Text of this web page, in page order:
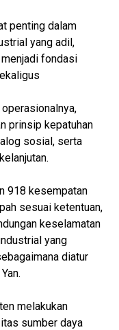
penting dalam
yang adil,
fondasi
prinsip kepatuhan
sosial, serta
918 kesempatan
sesuai ketentuan,
keselamatan
yang
diatur
melakukan
sumber daya